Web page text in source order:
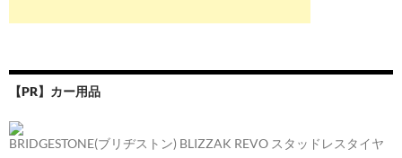
【PR】カー用品
BRIDGESTONE(ブリヂストン) BLIZZAK REVO スタッドレスタイヤ